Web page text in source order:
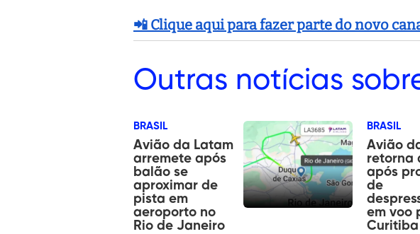
📲 Clique aqui para fazer parte do novo
Outras notícias
BRASIL
Avião da Latam
arremete após
balão se
aproximar de
pista em
aeroporto no
Rio de Janeiro
BRASIL
Avião
retorna
após
de
em voo
Curitiba